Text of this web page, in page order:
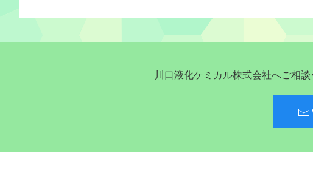
川口液化ケミカル株式会社へご相談